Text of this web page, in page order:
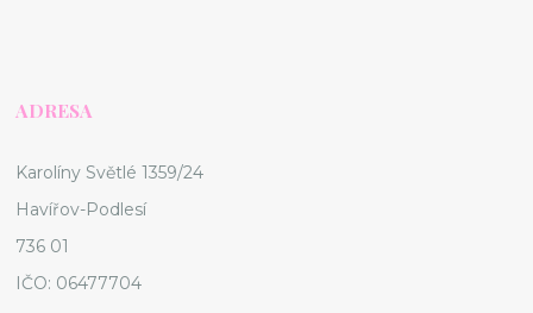
ADRESA
Karolíny Světlé 1359/24
Havířov-Podlesí
736 01
IČO: 06477704